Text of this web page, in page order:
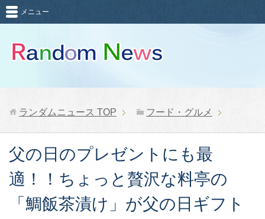
メニュー
ランダムニュース TOP フード・グルメ
父の日のプレゼントにも最
適！！ちょっと贅沢な料亭の
「鯛飯茶漬け」が父の日ギフト